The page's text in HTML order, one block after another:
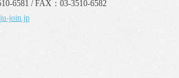
6581 / FAX：03-3510-6582
join.jp